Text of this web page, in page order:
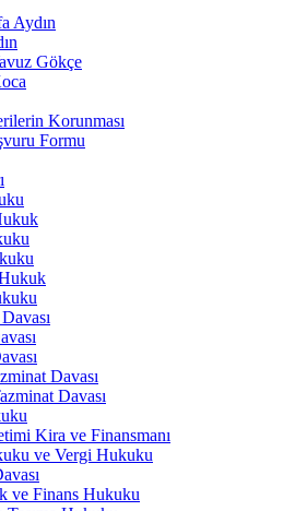
Aydın
Gökçe
Korunması
Formu
Davası
Davası
Kira ve Finansmanı
ve Vergi Hukuku
ve Finans Hukuku